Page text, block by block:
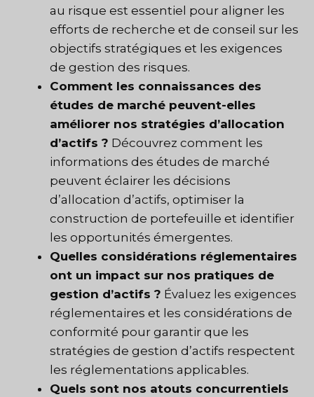
au risque est essentiel pour aligner les
efforts de recherche et de conseil sur les
objectifs stratégiques et les exigences
de gestion des risques.
Comment les connaissances des
études de marché peuvent-elles
améliorer nos stratégies d’allocation
d’actifs ? Découvrez comment les
informations des études de marché
peuvent éclairer les décisions
d’allocation d’actifs, optimiser la
construction de portefeuille et identifier
les opportunités émergentes.
Quelles considérations réglementaires
ont un impact sur nos pratiques de
gestion d’actifs ? Évaluez les exigences
réglementaires et les considérations de
conformité pour garantir que les
stratégies de gestion d’actifs respectent
les réglementations applicables.
Quels sont nos atouts concurrentiels